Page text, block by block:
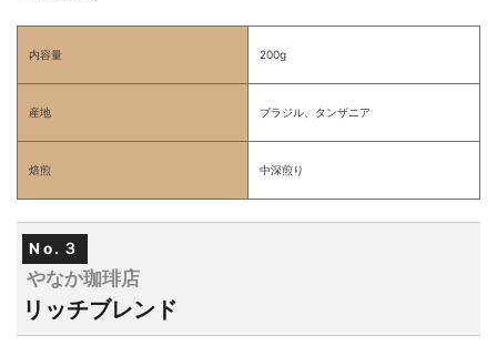
内容量 200g
産地 ブラジル、タンザニア
焙煎 中深煎り
No.３
やなか珈琲店
リッチブレンド